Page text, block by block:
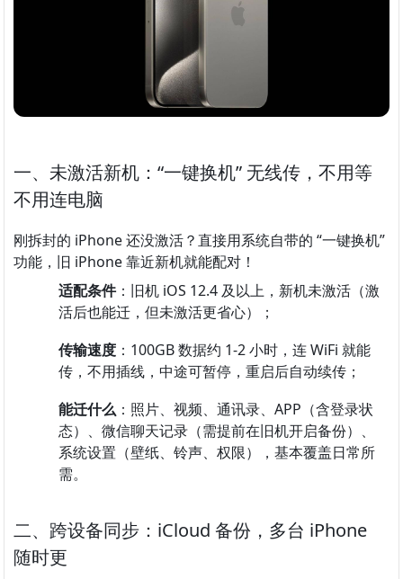
一、未激活新机：“一键换机” 无线传，不用等
不用连电脑
刚拆封的 iPhone 还没激活？直接用系统自带的 “一键换机”
功能，旧 iPhone 靠近新机就能配对！
适配条件：旧机 iOS 12.4 及以上，新机未激活（激
活后也能迁，但未激活更省心）；
传输速度 ：100GB 数据约 1-2 小时，连 WiFi 就能
传，不用插线，中途可暂停，重启后自动续传；
能迁什么 ：照片、视频、通讯录、APP（含登录状
态）、微信聊天记录（需提前在旧机开启备份）、
系统设置（壁纸、铃声、权限），基本覆盖日常所
需。
二、跨设备同步：iCloud 备份，多台 iPhone
随时更